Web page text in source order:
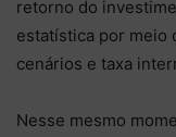
retorno do
estatística por meio
cenários e taxa
Nesse mesmo